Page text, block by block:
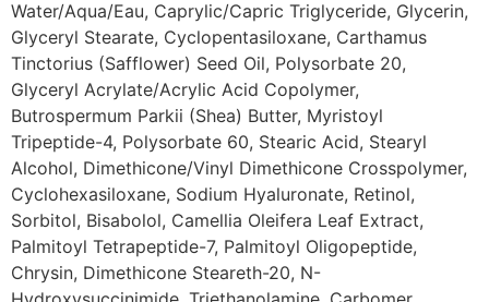
Water/Aqua/Eau, Caprylic/Capric Triglyceride, Glycerin,
Glyceryl Stearate, Cyclopentasiloxane, Carthamus
Tinctorius (Safflower) Seed Oil, Polysorbate 20,
Glyceryl Acrylate/Acrylic Acid Copolymer,
Butrospermum Parkii (Shea) Butter, Myristoyl
Tripeptide-4, Polysorbate 60, Stearic Acid, Stearyl
Alcohol, Dimethicone/Vinyl Dimethicone Crosspolymer,
Cyclohexasiloxane, Sodium Hyaluronate, Retinol,
Sorbitol, Bisabolol, Camellia Oleifera Leaf Extract,
Palmitoyl Tetrapeptide-7, Palmitoyl Oligopeptide,
Chrysin, Dimethicone Steareth-20, N-